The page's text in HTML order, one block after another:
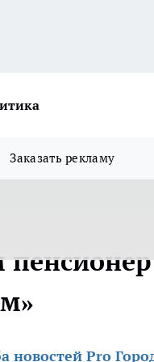
Заказать рекламу
новостей Pro